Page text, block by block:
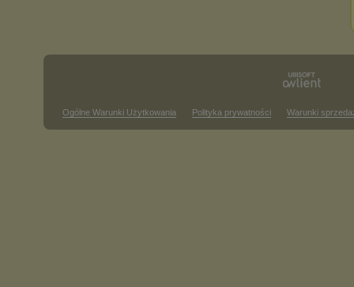
Ogólne Warunki Użytkowania Polityka prywatności Warunki